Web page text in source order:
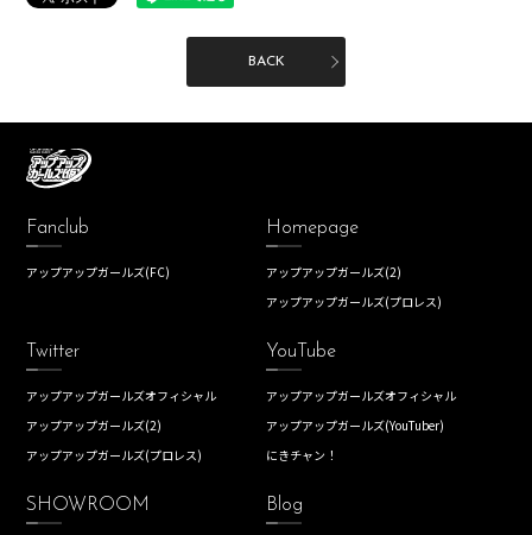
BACK
Fanclub
アップアップガールズ(FC)
Homepage
アップアップガールズ(2)
アップアップガールズ(プロレス)
Twitter
アップアップガールズオフィシャル
アップアップガールズ(2)
アップアップガールズ(プロレス)
YouTube
アップアップガールズオフィシャル
アップアップガールズ(YouTuber)
にきチャン！
SHOWROOM Blog